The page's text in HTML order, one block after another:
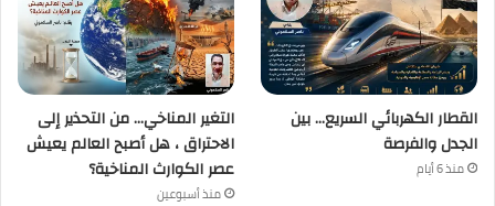
القطار الكهربائي السريع… بين
الجدل والفرصة
منذ 6 أيام
التغير المناخي… من التحذير إلى
الاحتراق ، هل أصبح العالم يعيش
عصر الكوارث المناخية؟
منذ أسبوعين